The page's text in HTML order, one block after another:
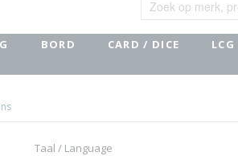
BORD CARD / DICE LCG
Taal / Language